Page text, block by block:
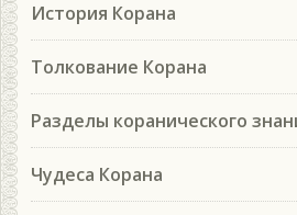
История Корана
Толкование Корана
Разделы коранического
Чудеса Корана